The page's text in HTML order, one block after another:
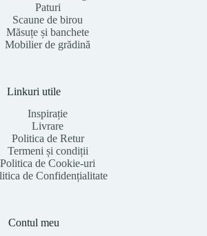
Paturi
Scaune de birou
Măsuțe și banchete
Mobilier de grădină
Linkuri utile
Inspirație
Livrare
Politica de Retur
Termeni și condiții
Politica de Cookie-uri
de Confidențialitate
Contul meu